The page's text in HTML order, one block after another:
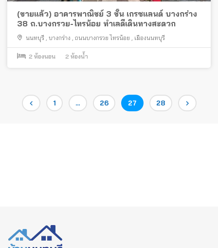
(ขายแล้ว) อาคารพาณิชย์ 3 ชั้น เกรซแลนด์ บางกร่าง
38 ถ.บางกรวย-ไทรน้อย ทำเลดีเดินทางสะดวก
นนทบุรี บางกร่าง ถนนบางกรวย ไทรน้อย เมืองนนทบุรี
2 ห้องนอน 2 ห้องน้ำ
PostsPage
1 … Page
26 Page
27 Page
28